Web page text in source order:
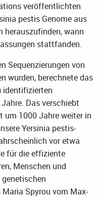
veröffentlichten
pestis Genome aus
herauszufinden, wann
stattfanden.
Sequenzierungen von
wurden, berechnete das
identifizierten
Das verschiebt
um 1000 Jahre weiter in
Yersinia pestis-
vor etwa
für die effiziente
Menschen und
Spyrou vom Max-